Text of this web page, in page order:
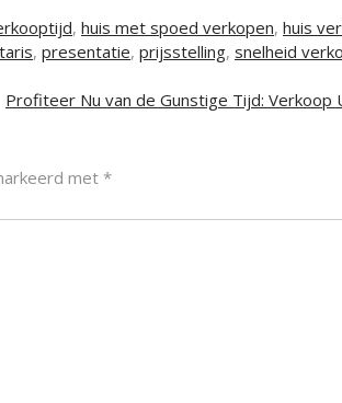
, huis met spoed verkopen, huis
, presentatie, prijsstelling, snelheid
Profiteer Nu van de Gunstige Tijd: Verkoop
met*